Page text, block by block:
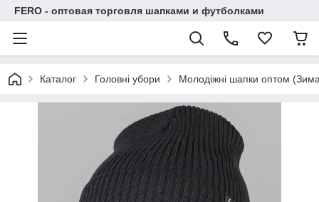
FERO - оптовая торговля шапками и футболками
Каталог Головні убори Молодіжні шапки оптом